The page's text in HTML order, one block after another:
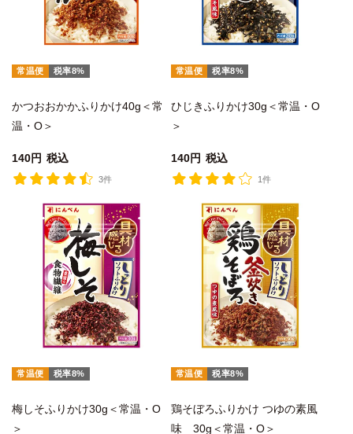
常温便 税率8%
かつおおかかふりかけ40g＜常
温・O＞
140 税込
3件
常温便 税率8%
ひじきふりかけ30g＜常温・O
＞
140 税込
1件
常温便 税率8%
梅しそふりかけ30g＜常温・O
＞
常温便 税率8%
鶏そぼろふりかけ つゆの素風
味 30g＜常温・O＞